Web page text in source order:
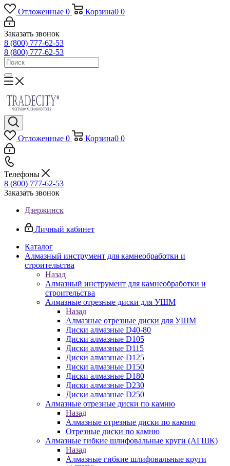
Отложенные 0 Корзина0 0
Заказать звонок
8 (800) 777-62-53
8 (800) 777-62-53
Отложенные 0 Корзина0 0
Телефоны
8 (800) 777-62-53
Заказать звонок
Дзержинск
Личный кабинет
Каталог
Алмазный инструмент для камнеобработки и
строительства
Назад
Алмазный инструмент для камнеобработки и
строительства
Алмазные отрезные диски для УШМ
Назад
Алмазные отрезные диски для УШМ
Диски алмазные D40-80
Диски алмазные D105
Диски алмазные D115
Диски алмазные D125
Диски алмазные D150
Диски алмазные D180
Диски алмазные D230
Диски алмазные D250
Алмазные отрезные диски по камню
Назад
Алмазные отрезные диски по камню
Отрезные диски по камню
Алмазные гибкие шлифовальные круги (АГШК)
Назад
Алмазные гибкие шлифовальные круги